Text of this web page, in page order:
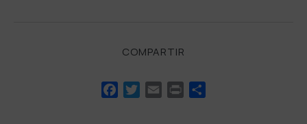
COMPARTIR
Facebook
Twitter
Email Print